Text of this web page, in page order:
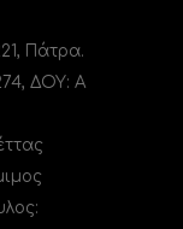
Πάτρα.
ΔΟΥ: A